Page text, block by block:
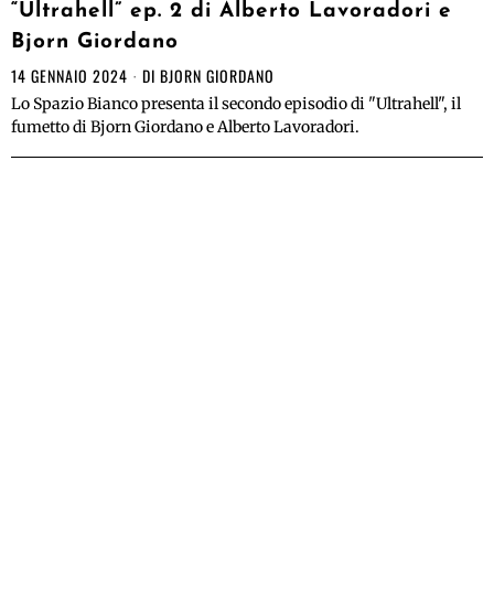
“Ultrahell” ep. 2 di Alberto Lavoradori e
Bjorn Giordano
14 GENNAIO 2024 DI BJORN GIORDANO
Lo Spazio Bianco presenta il secondo episodio di "Ultrahell", il
fumetto di Bjorn Giordano e Alberto Lavoradori.